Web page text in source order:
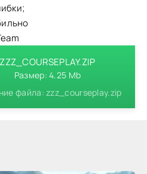
ZZZ_COURSEPLAY.ZIP
Размер: 4.25 Mb
файла: zzz_courseplay.zip